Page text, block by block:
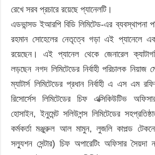
রেখে সরব প্রচারে রয়েছে প্যানেলটি।
এডভান্সড ইআরপি বিডি লিমিটেড-এর ব্যবস্থাপনা
রহমান সোহেলের নেতৃত্বে গড়া এই প্যানেলে
রয়েছেন। এই প্যানেল থেকে জেনারেল
লড়ছেন নগদ লিমিটেডের নির্বাহী পরিচালক নিয়াজ
ম্যাটার্স লিমিটেডের প্রধান নির্বাহী এ এস এম
রিসোর্সেস লিমিটেডের চিফ এক্সিকিউটিভ
হোসাইন, ইনুমেন্ট সলিউশন্স লিমিটেডের
কর্মকর্তা মঞ্জুরুল আল মামুন, লুজলি কাপল্ড
সল্যুশন সেন্টার) চিফ অপারেটিং অফিসার সৈয়দা